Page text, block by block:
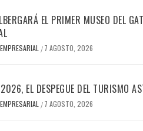
EL PRIMER MUSEO DEL
/ 7 AGOSTO, 2026
EL DESPEGUE DEL TURISMO
/ 7 AGOSTO, 2026